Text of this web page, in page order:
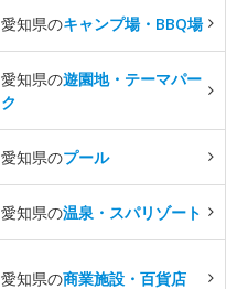
愛知県のキャンプ場・BBQ場
愛知県の遊園地・テーマパー
ク
愛知県のプール
愛知県の温泉・スパリゾート
愛知県の商業施設・百貨店